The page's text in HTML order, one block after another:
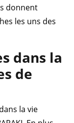
donnent
les uns des
dans la
de
la vie